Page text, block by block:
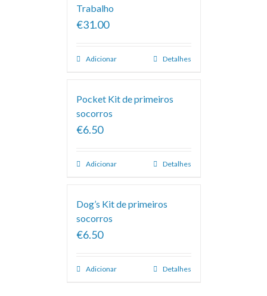
Trabalho
€31.00
Adicionar Detalhes
Pocket Kit de primeiros
socorros
€6.50
Adicionar Detalhes
Dog’s Kit de primeiros
socorros
€6.50
Adicionar Detalhes